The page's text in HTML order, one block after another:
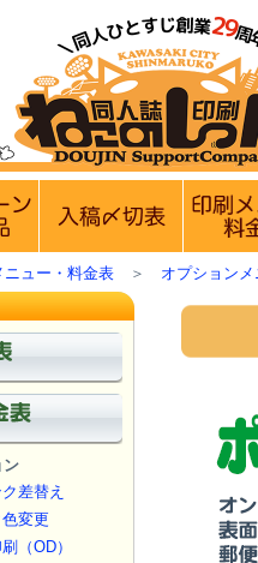
【営業日・
ニュー・料金表＞ オプションメ
ン
差替え
変更
（OD）